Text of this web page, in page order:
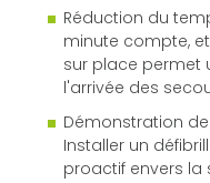
Réduction du
minute compte,
sur place permet
l'arrivée des
Démonstration
Installer un
proactif envers la